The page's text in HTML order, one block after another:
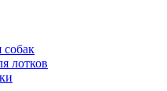
собак
лотков